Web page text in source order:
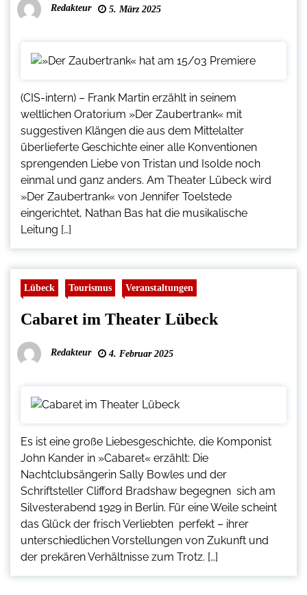
Redakteur 5. März 2025
(CIS-intern) – Frank Martin erzählt in seinem
weltlichen Oratorium »Der Zaubertrank« mit
suggestiven Klängen die aus dem Mittelalter
überlieferte Geschichte einer alle Konventionen
sprengenden Liebe von Tristan und Isolde noch
einmal und ganz anders. Am Theater Lübeck wird
»Der Zaubertrank« von Jennifer Toelstede
eingerichtet, Nathan Bas hat die musikalische
Leitung […]
Lübeck Tourismus Veranstaltungen
Cabaret im Theater Lübeck
Redakteur 4. Februar 2025
Es ist eine große Liebesgeschichte, die Komponist
John Kander in »Cabaret« erzählt: Die
Nachtclubsängerin Sally Bowles und der
Schriftsteller Clifford Bradshaw begegnen sich am
Silvesterabend 1929 in Berlin. Für eine Weile scheint
das Glück der frisch Verliebten perfekt – ihrer
unterschiedlichen Vorstellungen von Zukunft und
der prekären Verhältnisse zum Trotz. […]